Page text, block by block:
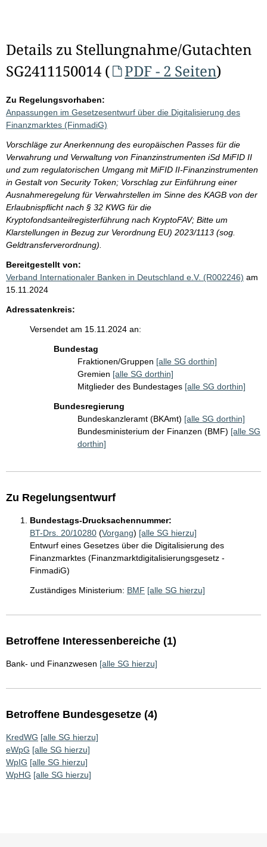
Details zu Stellungnahme/Gutachten
SG2411150014 (
PDF - 2 Seiten)
Zu Regelungsvorhaben:
Anpassungen im Gesetzesentwurf über die Digitalisierung des
Finanzmarktes (FinmadiG)
Vorschläge zur Anerkennung des europäischen Passes für die
Verwahrung und Verwaltung von Finanzinstrumenten iSd MiFID II
und zum regulatorischen Umgang mit MiFID II-Finanzinstrumenten
in Gestalt von Security Token; Vorschlag zur Einführung einer
Ausnahmeregelung für Verwahrstellen im Sinne des KAGB von der
Erlaubnispflicht nach § 32 KWG für die
Kryptofondsanteilregisterführung nach KryptoFAV; Bitte um
Klarstellungen in Bezug zur Verordnung EU) 2023/1113 (sog.
Geldtransferverordnung).
Bereitgestellt von:
Verband Internationaler Banken in Deutschland e.V. (R002246) am
15.11.2024
Adressatenkreis:
Versendet am 15.11.2024 an:
Bundestag
Fraktionen/Gruppen [alle SG dorthin]
Gremien [alle SG dorthin]
Mitglieder des Bundestages [alle SG dorthin]
Bundesregierung
Bundeskanzleramt (BKAmt) [alle SG dorthin]
Bundesministerium der Finanzen (BMF) [alle SG
dorthin]
Zu Regelungsentwurf
Bundestags-Drucksachennummer:
BT-Drs. 20/10280 (Vorgang) [alle SG hierzu]
Entwurf eines Gesetzes über die Digitalisierung des
Finanzmarktes (Finanzmarktdigitalisierungsgesetz -
FinmadiG)
Zuständiges Ministerium: BMF [alle SG hierzu]
Betroffene Interessenbereiche (1)
Bank- und Finanzwesen [alle SG hierzu]
Betroffene Bundesgesetze (4)
KredWG [alle SG hierzu]
eWpG [alle SG hierzu]
WpIG [alle SG hierzu]
WpHG [alle SG hierzu]